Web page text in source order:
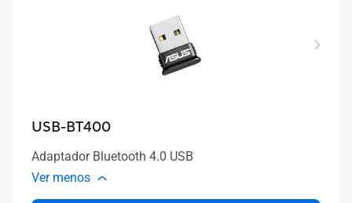
USB-BT400
Adaptador Bluetooth 4.0 USB
Ver menos